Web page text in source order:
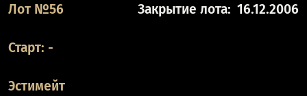
Лот №56 Закрытие лота: 16.12.2006
Старт: -
Эстимейт